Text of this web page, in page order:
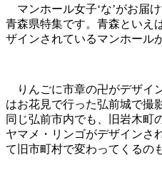
マンホール女子‘な’がお届
青森県特集です。青森といえ
ザインされているマンホール
りんごに市章の卍がデザイ
はお花見で行った弘前城で撮
同じ弘前市内でも、旧岩木町
ヤマメ・リンゴがデザインさ
て旧市町村で変わってくるの